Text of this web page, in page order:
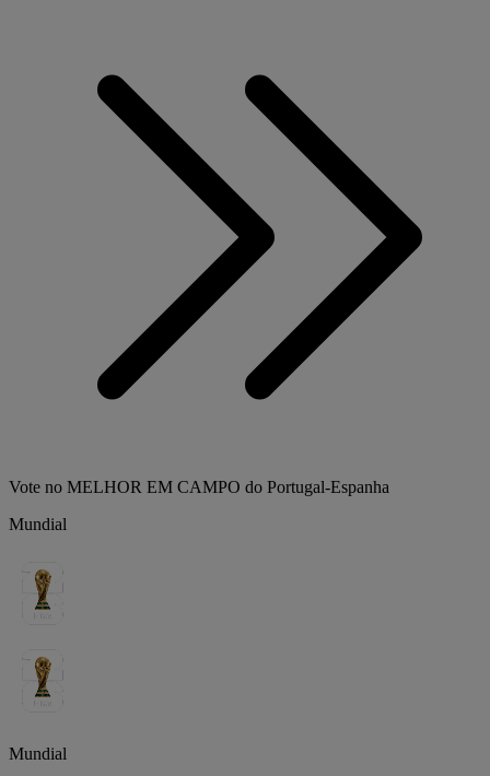
Vote no MELHOR EM CAMPO do Portugal-Espanha
Mundial
Mundial